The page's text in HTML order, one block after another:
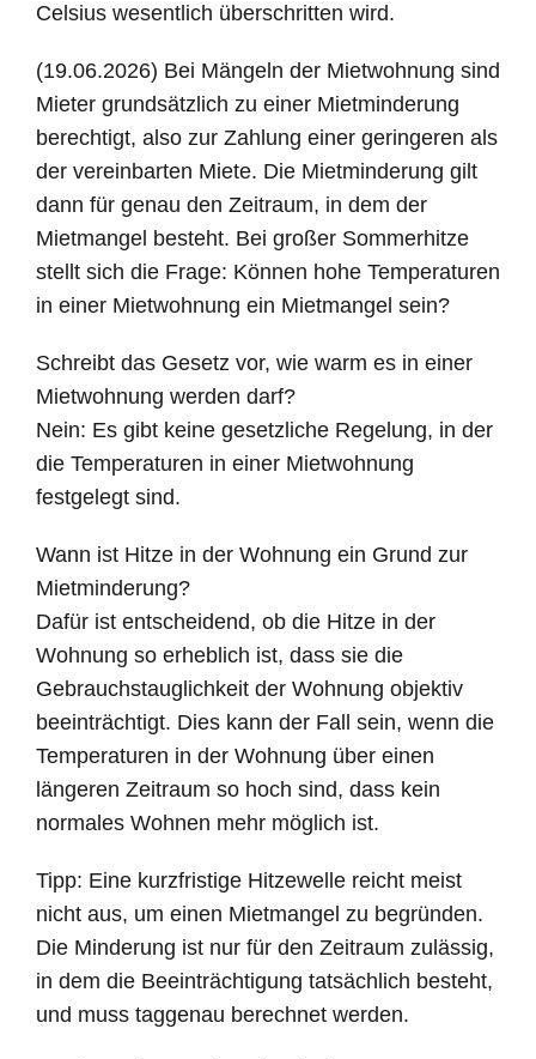
Celsius wesentlich überschritten wird.
(19.06.2026) Bei Mängeln der Mietwohnung sind
Mieter grundsätzlich zu einer Mietminderung
berechtigt, also zur Zahlung einer geringeren als
der vereinbarten Miete. Die Mietminderung gilt
dann für genau den Zeitraum, in dem der
Mietmangel besteht. Bei großer Sommerhitze
stellt sich die Frage: Können hohe Temperaturen
in einer Mietwohnung ein Mietmangel sein?
Schreibt das Gesetz vor, wie warm es in einer
Mietwohnung werden darf?
Nein: Es gibt keine gesetzliche Regelung, in der
die Temperaturen in einer Mietwohnung
festgelegt sind.
Wann ist Hitze in der Wohnung ein Grund zur
Mietminderung?
Dafür ist entscheidend, ob die Hitze in der
Wohnung so erheblich ist, dass sie die
Gebrauchstauglichkeit der Wohnung objektiv
beeinträchtigt. Dies kann der Fall sein, wenn die
Temperaturen in der Wohnung über einen
längeren Zeitraum so hoch sind, dass kein
normales Wohnen mehr möglich ist.
Tipp: Eine kurzfristige Hitzewelle reicht meist
nicht aus, um einen Mietmangel zu begründen.
Die Minderung ist nur für den Zeitraum zulässig,
in dem die Beeinträchtigung tatsächlich besteht,
und muss taggenau berechnet werden.